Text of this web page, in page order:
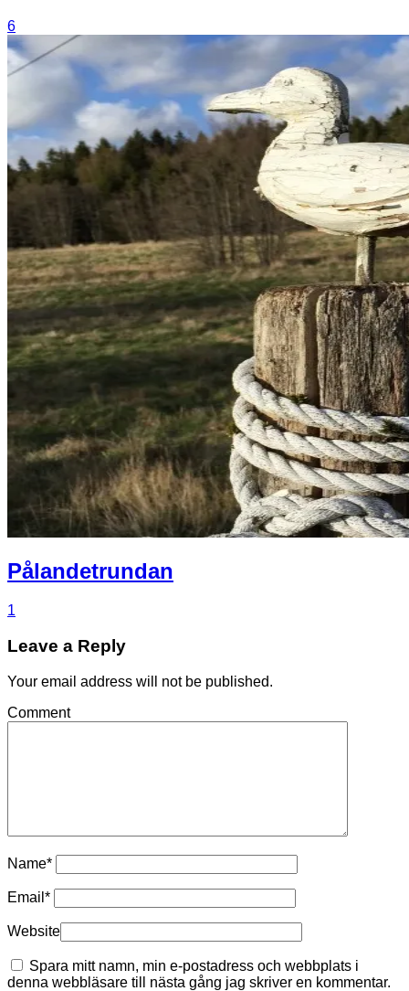
6
Pålandetrundan
1
Leave a Reply
Your email address will not be published.
Comment
Name*
Email *
Website
Spara mitt namn, min e-postadress och webbplats i
denna webbläsare till nästa gång jag skriver en kommentar.